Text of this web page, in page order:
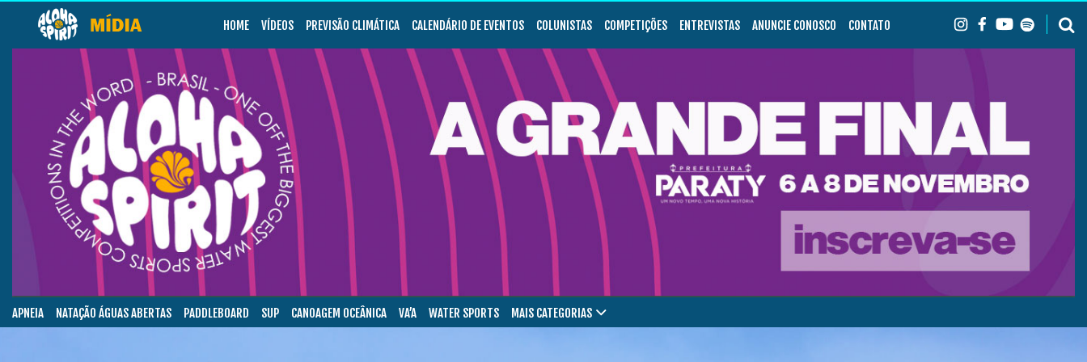
HOME VÍDEOS PREVISÃO CLIMÁTICA CALENDÁRIO DE EVENTOS COLUNISTAS COMPETIÇÕES ENTREVISTAS ANUNCIE CONOSCO CONTATO
APNEIA NATAÇÃO ÁGUAS ABERTAS PADDLEBOARD SUP CANOAGEM OCEÂNICA VA’A WATER SPORTS MAIS CATEGORIAS